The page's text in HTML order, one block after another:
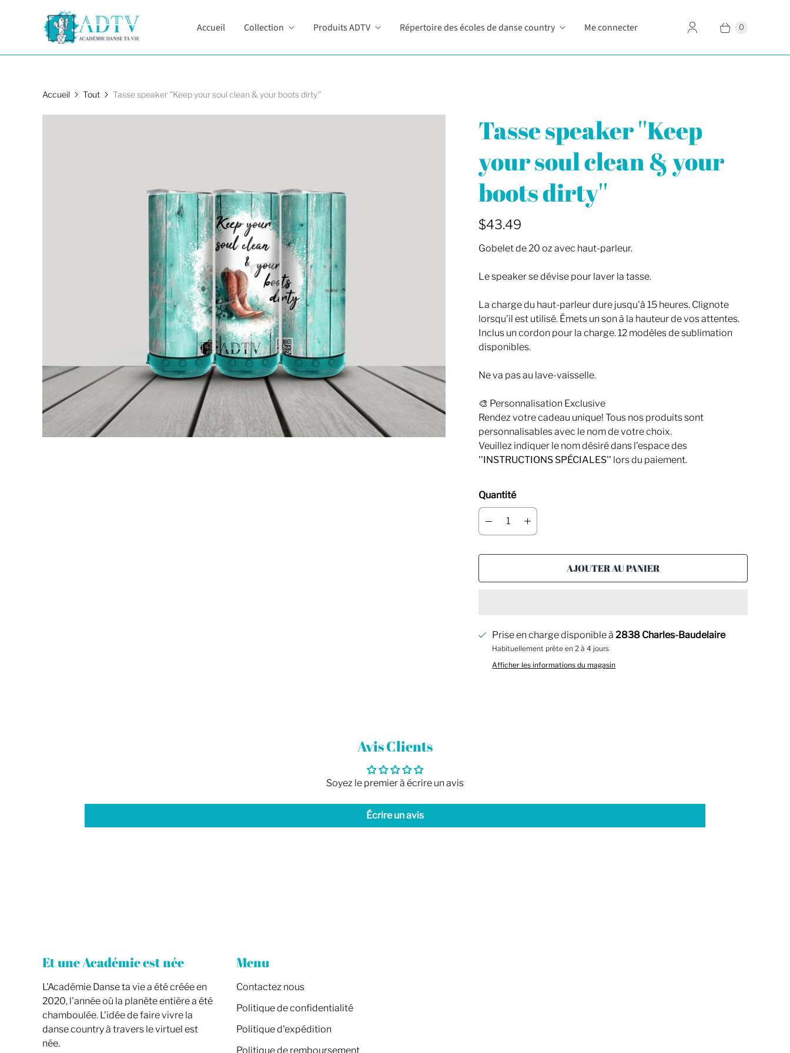
Accueil Collection Produits ADTV Répertoire des écoles de danse country Me connecter 0
Accueil Tout Tasse speaker ''Keep your soul clean & your boots dirty''
Tasse speaker ''Keep
your soul clean & your
boots dirty''
$43.49
Gobelet de 20 oz avec haut-parleur.
Le speaker se dévise pour laver la tasse.
La charge du haut-parleur dure jusqu'à 15 heures. Clignote
lorsqu'il est utilisé. Émets un son à la hauteur de vos attentes.
Inclus un cordon pour la charge. 12 modèles de sublimation
disponibles.
Ne va pas au lave-vaisselle.
🎨 Personnalisation Exclusive
Rendez votre cadeau unique! Tous nos produits sont
personnalisables avec le nom de votre choix.
Veuillez indiquer le nom désiré dans l'espace des
''INSTRUCTIONS SPÉCIALES'' lors du paiement.
Quantité
AJOUTER AU PANIER
Prise en charge disponible à2838 Charles-Baudelaire
Habituellement prête en 2 à 4 jours
Afficher les informations du magasin
Avis Clients
Soyez le premier à écrire un avis
Écrire un avis
Et une Académie est née
L'Académie Danse ta vie a été créée en
2020, l'année où la planète entière a été
chamboulée. L'idée de faire vivre la
danse country à travers le virtuel est
née.
Menu
Contactez nous
Politique de confidentialité
Politique d'expédition
Politique de remboursement